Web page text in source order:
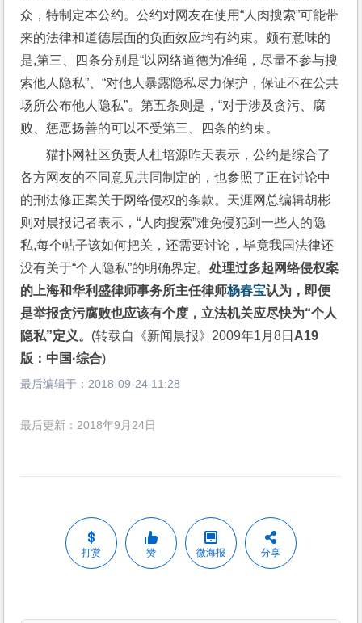
众，特制定本公约。公约对网友在使用“人肉搜索”可能带
来的法律和道德层面的负面效应均有约束。颇有意味的
是,第三、四条分别是“以网络道德为准绳，尽量不参与搜
索他人隐私”、“对他人暴露隐私尽力保护，保证不在公共
场所公布他人隐私”。第五条则是，“对于涉及贪污、腐
败、惩恶扬善的可以不受第三、四条的约束。
猫扑网社区负责人杜培源昨天表示，公约是综合了
各方网友的不同意见共同制定的，也参照了正在讨论中
的刑法修正案关于网络侵权的条款。天涯网总编辑胡彬
则对晨报记者表示，“人肉搜索”难免侵犯到一些人的隐
私,每个帖子该如何把关，还需要讨论，毕竟我国法律还
没有关于“个人隐私”的明确界定。处理过多起网络侵权案
的上海和华利盛律师事务所主任律师杨春宝认为，即便
是举报贪污腐败也应该有个度，立法机关应尽快为“个人
隐私”定义。 (转载自《新闻晨报》2009年1月8日 A19
版：中国·综合)
最后编辑于： 2018-09-24 11:28
最后更新：2018年9月24日
打赏 赞 微海报 分享